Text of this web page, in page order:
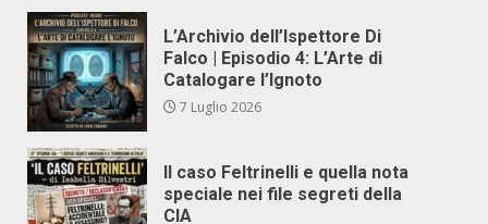
L’Archivio dell’Ispettore Di
Falco | Episodio 4: L’Arte di
Catalogare l’Ignoto
7 Luglio 2026
Il caso Feltrinelli e quella nota
speciale nei file segreti della
CIA